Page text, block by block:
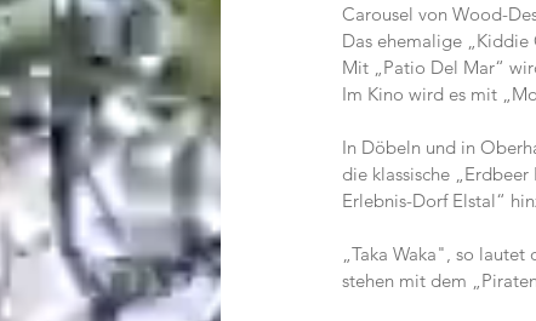
Carousel von Wood-
Das ehemalige
Mit „Patio Del Mar“
Im Kino wird es mit
In Döbeln und in
die klassische
Erlebnis-Dorf Elstal“
„Taka Waka", so
stehen mit dem